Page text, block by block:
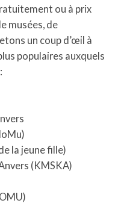
ou à prix
musées, de
un coup d’œil à
populaires auxquels
la jeune fille)
(KMSKA)